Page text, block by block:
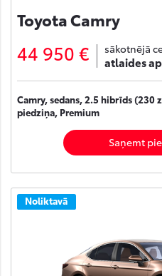
Toyota Camry
44 950 € sākotnējā
atlaides
Camry, sedans, 2.5 hibrīds (230
piedziņa, Premium
Saņemt
Noliktavā